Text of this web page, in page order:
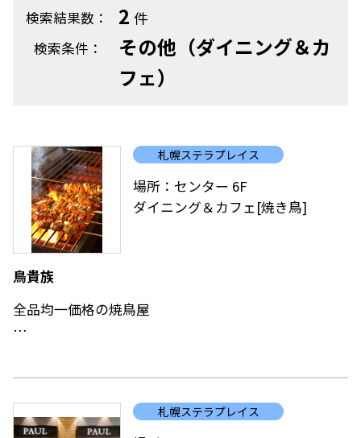
検索結果数： 2件
検索条件：
その他（ダイニング＆カ
フェ）
札幌ステラプレイス
場所：センター 6F
ダイニング＆カフェ[焼き鳥]
鳥貴族
全品均一価格の焼鳥屋
業以来貫いてきた均一価格。
を実現するため、こだわりのたれは創業当時から受け
札幌ステラプレイス